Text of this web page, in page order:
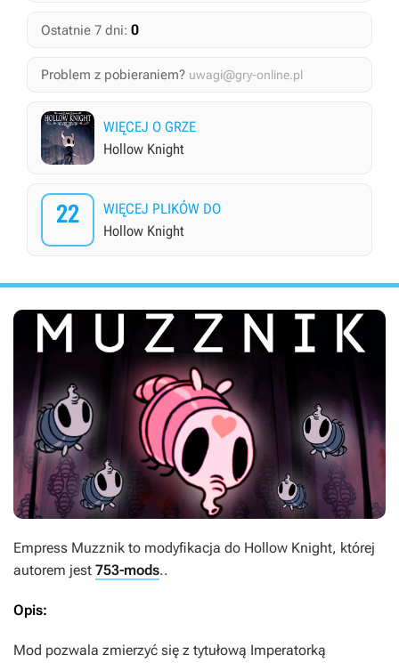
Ostatnie 7 dni: 0
Problem z pobieraniem? uwagi@gry-online.pl
WIĘCEJ O GRZE
Hollow Knight
22
WIĘCEJ PLIKÓW DO
Hollow Knight
Empress Muzznik to modyfikacja do Hollow Knight, której
autorem jest 753-mods..
Opis:
Mod pozwala zmierzyć się z tytułową Imperatorką